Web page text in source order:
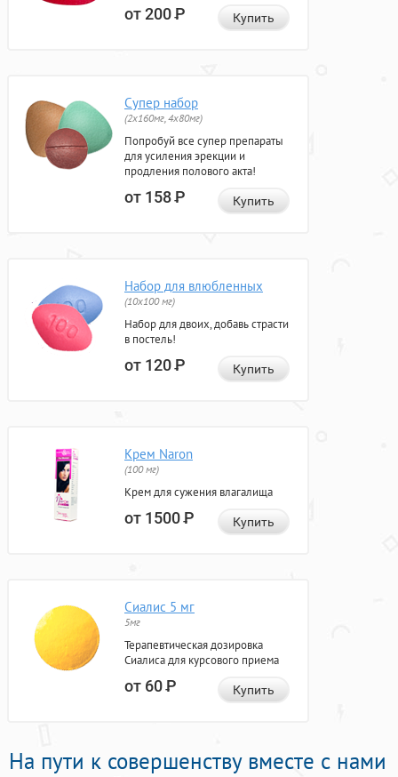
от 200Р Купить
Супер набор
(2х160мг, 4х80мг)
Попробуй все супер препараты
для усиления эрекции и
продления полового акта!
от 158Р Купить
Набор для влюбленных
(10х100 мг)
Набор для двоих, добавь страсти
в постель!
от 120Р Купить
Крем Naron
(100 мг)
Крем для сужения влагалища
от 1500Р Купить
Сиалис 5 мг
5мг
Терапевтическая дозировка
Сиалиса для курсового приема
от 60Р Купить
На пути к совершенству вместе с нами